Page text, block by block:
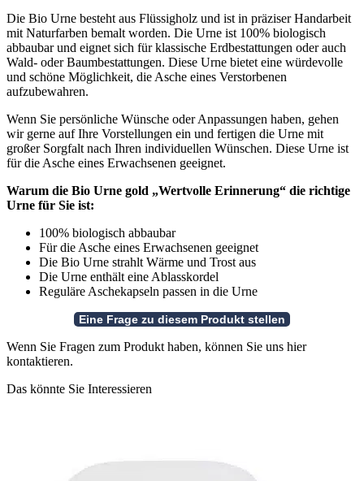
Die Bio Urne besteht aus Flüssigholz und ist in präziser Handarbeit
mit Naturfarben bemalt worden. Die Urne ist 100% biologisch
abbaubar und eignet sich für klassische Erdbestattungen oder auch
Wald- oder Baumbestattungen. Diese Urne bietet eine würdevolle
und schöne Möglichkeit, die Asche eines Verstorbenen
aufzubewahren.
Wenn Sie persönliche Wünsche oder Anpassungen haben, gehen
wir gerne auf Ihre Vorstellungen ein und fertigen die Urne mit
großer Sorgfalt nach Ihren individuellen Wünschen. Diese Urne ist
für die Asche eines Erwachsenen geeignet.
Warum die Bio Urne gold „Wertvolle Erinnerung“ die richtige
Urne für Sie ist:
100% biologisch abbaubar
Für die Asche eines Erwachsenen geeignet
Die Bio Urne strahlt Wärme und Trost aus
Die Urne enthält eine Ablasskordel
Reguläre Aschekapseln passen in die Urne
Wenn Sie Fragen zum Produkt haben, können Sie uns hier
kontaktieren.
Das könnte Sie Interessieren